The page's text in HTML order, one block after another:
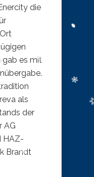
die
gab es mit
als
der
AG
HAZ-
Brandt